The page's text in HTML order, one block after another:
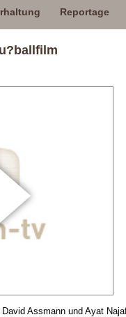
Reportage
Assmann und Ayat